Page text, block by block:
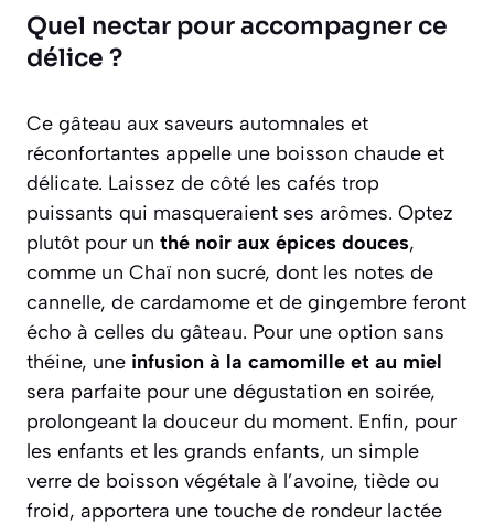
Quel nectar pour accompagner ce
délice ?
Ce gâteau aux saveurs automnales et
réconfortantes appelle une boisson chaude et
délicate. Laissez de côté les cafés trop
puissants qui masqueraient ses arômes. Optez
plutôt pour un thé noir aux épices douces,
comme un Chaï non sucré, dont les notes de
cannelle, de cardamome et de gingembre feront
écho à celles du gâteau. Pour une option sans
théine, une infusion à la camomille et au miel
sera parfaite pour une dégustation en soirée,
prolongeant la douceur du moment. Enfin, pour
les enfants et les grands enfants, un simple
verre de boisson végétale à l’avoine, tiède ou
froid, apportera une touche de rondeur lactée